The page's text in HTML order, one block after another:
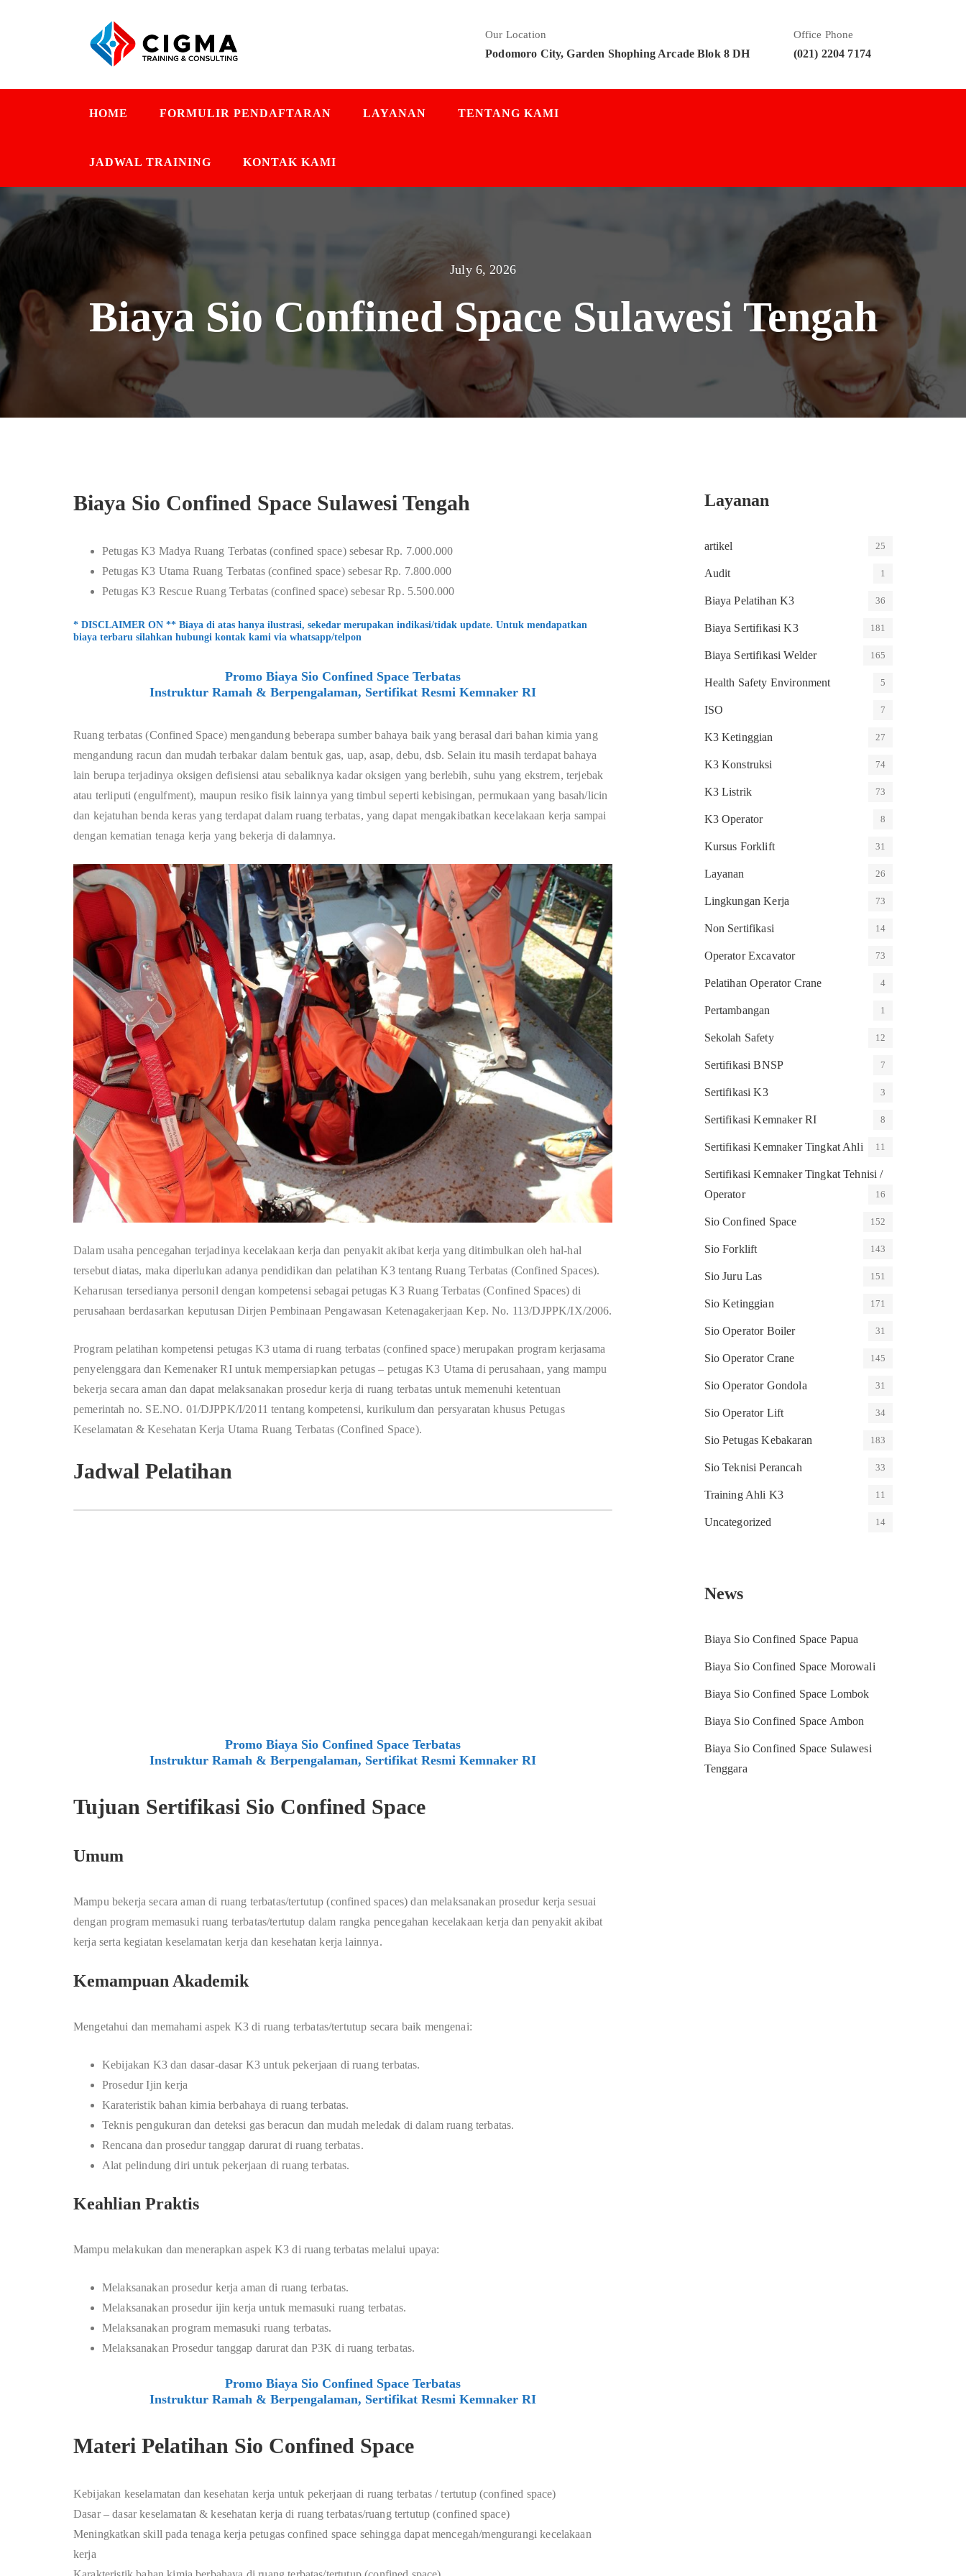
Our Location
Podomoro City, Garden Shophing Arcade Blok 8 DH
Office Phone
(021) 2204 7174
HOME FORMULIR PENDAFTARAN LAYANAN TENTANG KAMI
JADWAL TRAINING KONTAK KAMI
July 6, 2026
Biaya Sio Confined Space Sulawesi Tengah
Biaya Sio Confined Space Sulawesi Tengah
Petugas K3 Madya Ruang Terbatas (confined space) sebesar Rp. 7.000.000
Petugas K3 Utama Ruang Terbatas (confined space) sebesar Rp. 7.800.000
Petugas K3 Rescue Ruang Terbatas (confined space) sebesar Rp. 5.500.000
* DISCLAIMER ON ** Biaya di atas hanya ilustrasi, sekedar merupakan indikasi/tidak update. Untuk mendapatkan
biaya terbaru silahkan hubungi kontak kami via whatsapp/telpon
Promo Biaya Sio Confined Space Terbatas
Instruktur Ramah & Berpengalaman, Sertifikat Resmi Kemnaker RI
Ruang terbatas (Confined Space) mengandung beberapa sumber bahaya baik yang berasal dari bahan kimia yang
mengandung racun dan mudah terbakar dalam bentuk gas, uap, asap, debu, dsb. Selain itu masih terdapat bahaya
lain berupa terjadinya oksigen defisiensi atau sebaliknya kadar oksigen yang berlebih, suhu yang ekstrem, terjebak
atau terliputi (engulfment), maupun resiko fisik lainnya yang timbul seperti kebisingan, permukaan yang basah/licin
dan kejatuhan benda keras yang terdapat dalam ruang terbatas, yang dapat mengakibatkan kecelakaan kerja sampai
dengan kematian tenaga kerja yang bekerja di dalamnya.
Dalam usaha pencegahan terjadinya kecelakaan kerja dan penyakit akibat kerja yang ditimbulkan oleh hal-hal
tersebut diatas, maka diperlukan adanya pendidikan dan pelatihan K3 tentang Ruang Terbatas (Confined Spaces).
Keharusan tersedianya personil dengan kompetensi sebagai petugas K3 Ruang Terbatas (Confined Spaces) di
perusahaan berdasarkan keputusan Dirjen Pembinaan Pengawasan Ketenagakerjaan Kep. No. 113/DJPPK/IX/2006.
Program pelatihan kompetensi petugas K3 utama di ruang terbatas (confined space) merupakan program kerjasama
penyelenggara dan Kemenaker RI untuk mempersiapkan petugas – petugas K3 Utama di perusahaan, yang mampu
bekerja secara aman dan dapat melaksanakan prosedur kerja di ruang terbatas untuk memenuhi ketentuan
pemerintah no. SE.NO. 01/DJPPK/I/2011 tentang kompetensi, kurikulum dan persyaratan khusus Petugas
Keselamatan & Kesehatan Kerja Utama Ruang Terbatas (Confined Space).
Jadwal Pelatihan
Promo Biaya Sio Confined Space Terbatas
Instruktur Ramah & Berpengalaman, Sertifikat Resmi Kemnaker RI
Tujuan Sertifikasi Sio Confined Space
Umum
Mampu bekerja secara aman di ruang terbatas/tertutup (confined spaces) dan melaksanakan prosedur kerja sesuai
dengan program memasuki ruang terbatas/tertutup dalam rangka pencegahan kecelakaan kerja dan penyakit akibat
kerja serta kegiatan keselamatan kerja dan kesehatan kerja lainnya.
Kemampuan Akademik
Mengetahui dan memahami aspek K3 di ruang terbatas/tertutup secara baik mengenai:
Kebijakan K3 dan dasar-dasar K3 untuk pekerjaan di ruang terbatas.
Prosedur Ijin kerja
Karateristik bahan kimia berbahaya di ruang terbatas.
Teknis pengukuran dan deteksi gas beracun dan mudah meledak di dalam ruang terbatas.
Rencana dan prosedur tanggap darurat di ruang terbatas.
Alat pelindung diri untuk pekerjaan di ruang terbatas.
Keahlian Praktis
Mampu melakukan dan menerapkan aspek K3 di ruang terbatas melalui upaya:
Melaksanakan prosedur kerja aman di ruang terbatas.
Melaksanakan prosedur ijin kerja untuk memasuki ruang terbatas.
Melaksanakan program memasuki ruang terbatas.
Melaksanakan Prosedur tanggap darurat dan P3K di ruang terbatas.
Promo Biaya Sio Confined Space Terbatas
Instruktur Ramah & Berpengalaman, Sertifikat Resmi Kemnaker RI
Materi Pelatihan Sio Confined Space
Kebijakan keselamatan dan kesehatan kerja untuk pekerjaan di ruang terbatas / tertutup (confined space)
Dasar – dasar keselamatan & kesehatan kerja di ruang terbatas/ruang tertutup (confined space)
Meningkatkan skill pada tenaga kerja petugas confined space sehingga dapat mencegah/mengurangi kecelakaan
kerja
Layanan
artikel 25
Audit 1
Biaya Pelatihan K3 36
Biaya Sertifikasi K3 181
Biaya Sertifikasi Welder 165
Health Safety Environment 5
ISO 7
K3 Ketinggian 27
K3 Konstruksi 74
K3 Listrik 73
K3 Operator 8
Kursus Forklift 31
Layanan 26
Lingkungan Kerja 73
Non Sertifikasi 14
Operator Excavator 73
Pelatihan Operator Crane 4
Pertambangan 1
Sekolah Safety 12
Sertifikasi BNSP 7
Sertifikasi K3 3
Sertifikasi Kemnaker RI 8
Sertifikasi Kemnaker Tingkat Ahli 11
Sertifikasi Kemnaker Tingkat Tehnisi /
Operator
16
Sio Confined Space 152
Sio Forklift 143
Sio Juru Las 151
Sio Ketinggian 171
Sio Operator Boiler 31
Sio Operator Crane 145
Sio Operator Gondola 31
Sio Operator Lift 34
Sio Petugas Kebakaran 183
Sio Teknisi Perancah 33
Training Ahli K3 11
Uncategorized 14
News
Biaya Sio Confined Space Papua
Biaya Sio Confined Space Morowali
Biaya Sio Confined Space Lombok
Biaya Sio Confined Space Ambon
Biaya Sio Confined Space Sulawesi
Tenggara